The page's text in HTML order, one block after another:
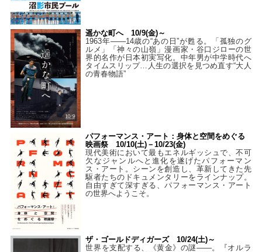
遥かな町へ 10/9(金)～
1963年――14歳の“あの日”が甦る。「孤独のグ
ルメ」「神々の山嶺」漫画家・谷口ジローの世
界的名作が日本初実写化。中年男が中学時代へ
タイムスリップ…人生の選択を見つめ直す“大人
の青春物語”
パフォーマンス・アート：身体と空間をめぐる
映画祭 10/10(土)－10/23(金)
現代美術において最もエネルギッシュで、不可
欠なジャンルへと進化を遂げたパフォーマン
ス・アート。シーンを創造し、革新してきた先
駆者たちのドキュメンタリーをラインナップ。
自由すぎて深すぎる、パフォーマンス・アート
の世界へようこそ。
ザ・ゴールドディガーズ 10/24(土)～
世界を支配する、《黄金》の謎――。『オルラ